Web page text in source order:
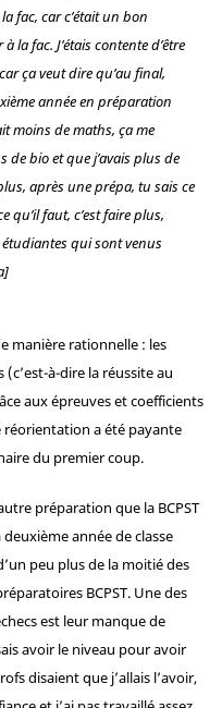
fac, car c’était un bon
la fac. J’étais contente d’être
ça veut dire qu’au final,
année en préparation
moins de maths, ça me
de bio et que j’avais plus de
après une prépa, tu sais ce
qu’il faut, c’est faire plus,
qui sont venus
manière rationnelle : les
à-dire la réussite au
aux épreuves et coefficients
réorientation a été payante
du premier coup.
préparation que la BCPST
année de classe
peu plus de la moitié des
BCPST. Une des
est leur manque de
avoir le niveau pour avoir
disaient que j’allais l’avoir,